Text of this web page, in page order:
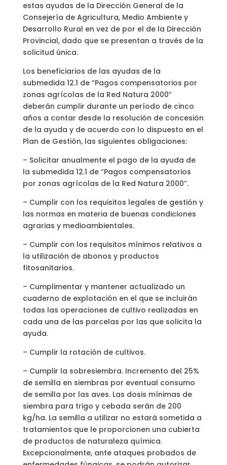
estas ayudas de la Dirección General de la
Consejería de Agricultura, Medio Ambiente y
Desarrollo Rural en vez de por el de la Dirección
Provincial, dado que se presentan a través de la
solicitud única.
Los beneficiarios de las ayudas de la
submedida 12.1 de “Pagos compensatorios por
zonas agrícolas de la Red Natura 2000”
deberán cumplir durante un período de cinco
años a contar desde la resolución de concesión
de la ayuda y de acuerdo con lo dispuesto en el
Plan de Gestión, las siguientes obligaciones:
– Solicitar anualmente el pago de la ayuda de
la submedida 12.1 de “Pagos compensatorios
por zonas agrícolas de la Red Natura 2000”.
– Cumplir con los requisitos legales de gestión y
las normas en materia de buenas condiciones
agrarias y medioambientales.
– Cumplir con los requisitos mínimos relativos a
la utilización de abonos y productos
fitosanitarios.
– Cumplimentar y mantener actualizado un
cuaderno de explotación en el que se incluirán
todas las operaciones de cultivo realizadas en
cada una de las parcelas por las que solicita la
ayuda.
– Cumplir la rotación de cultivos.
– Cumplir la sobresiembra. Incremento del 25%
de semilla en siembras por eventual consumo
de semilla por las aves. Las dosis mínimas de
siembra para trigo y cebada serán de 200
kg/ha. La semilla a utilizar no estará sometida a
tratamientos que le proporcionen una cubierta
de productos de naturaleza química.
Excepcionalmente, ante ataques probados de